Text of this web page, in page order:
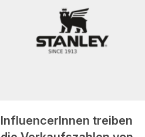
InfluencerInnen treiben